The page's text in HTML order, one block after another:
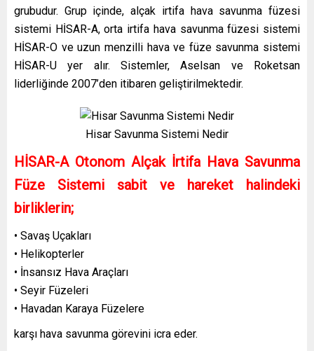
grubudur. Grup içinde, alçak irtifa hava savunma füzesi
sistemi HİSAR-A, orta irtifa hava savunma füzesi sistemi
HİSAR-O ve uzun menzilli hava ve füze savunma sistemi
HİSAR-U yer alır. Sistemler, Aselsan ve Roketsan
liderliğinde 2007’den itibaren geliştirilmektedir.
Hisar Savunma Sistemi Nedir
HİSAR-A Otonom Alçak İrtifa Hava Savunma
Füze Sistemi sabit ve hareket halindeki
birliklerin;
• Savaş Uçakları
• Helikopterler
• İnsansız Hava Araçları
• Seyir Füzeleri
• Havadan Karaya Füzelere
karşı hava savunma görevini icra eder.